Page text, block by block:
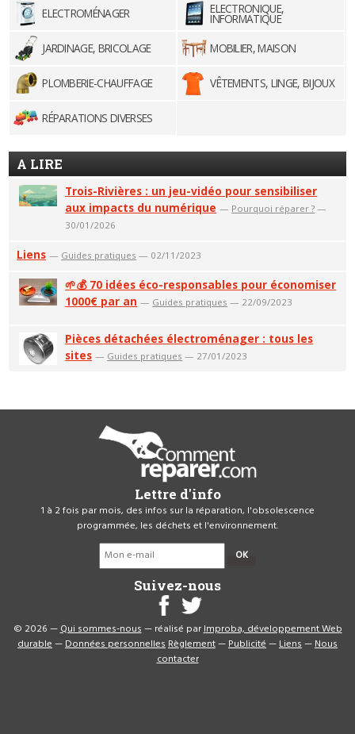
ELECTROMÉNAGER ELECTRONIQUE,
INFORMATIQUE
JARDINAGE, BRICOLAGE
MOBILIER, MAISON
PLOMBERIE-CHAUFFAGE VÊTEMENTS, LINGE, BIJOUX
RÉPARATIONS DIVERSES
A LIRE
Trois-Rivières : un jeu-vidéo pour sensibiliser
aux impacts du numérique — Pourquoi réparer ? —
30/01/2026
Liens — Guides pratiques — 02/11/2023
🌱💰 70 idées éco-responsables pour économiser
1000€ par an — Guides pratiques — 22/09/2023
Pièces détachées électroménager : tous les
sites — Guides pratiques — 27/01/2023
Lettre d'info
1 à 2 fois par mois, des infos sur la réparation, l'obsolescence
programmée, les déchets et l'environnement.
OK
Suivez-nous
© 2026 —Qui sommes-nous— réalisé parImproba, développement Web
durable—Données personnellesRèglement—Publicité—Liens—Nous
contacter